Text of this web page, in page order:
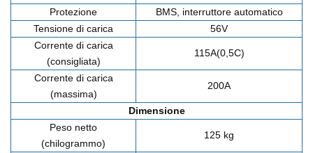
Protezione
BMS, interruttore automatico
Tensione di carica
56V
Corrente di carica
(consigliata)
115A(0,5C)
Corrente di carica
(massima)
200A
Dimensione
Peso netto
(chilogrammo)
125 kg